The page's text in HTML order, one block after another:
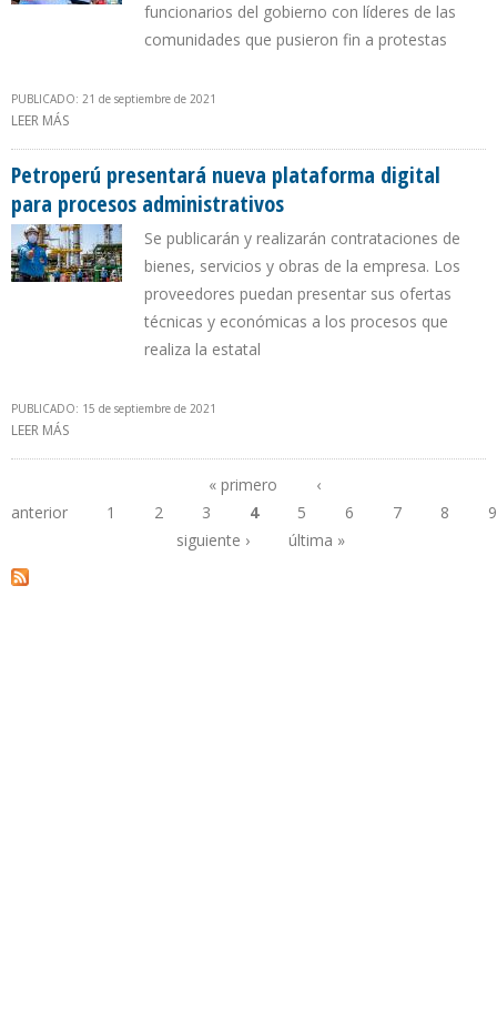
funcionarios del gobierno con líderes de las
comunidades que pusieron fin a protestas
PUBLICADO: 21 de septiembre de 2021
LEER MÁS
Petroperú presentará nueva plataforma digital
para procesos administrativos
Se publicarán y realizarán contrataciones de
bienes, servicios y obras de la empresa. Los
proveedores puedan presentar sus ofertas
técnicas y económicas a los procesos que
realiza la estatal
PUBLICADO: 15 de septiembre de 2021
LEER MÁS
Páginas
« primero
‹
anterior
1 2 3 4 5 6 7 8
9
siguiente ›
última »